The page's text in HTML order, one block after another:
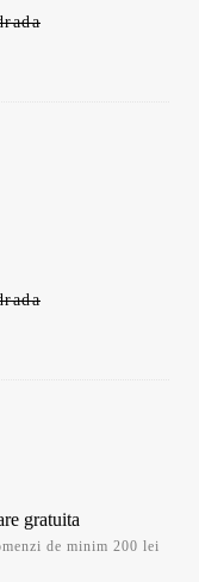
gratuita
de minim 200 lei